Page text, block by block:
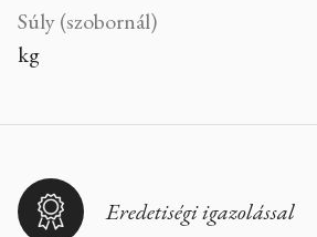
Súly (szobornál)
kg
Eredetiségi igazolással